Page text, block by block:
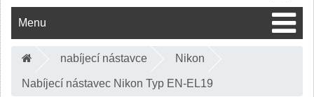
Menu
nabíjecí nástavce Nikon
Nabíjecí nástavec Nikon Typ EN-EL19